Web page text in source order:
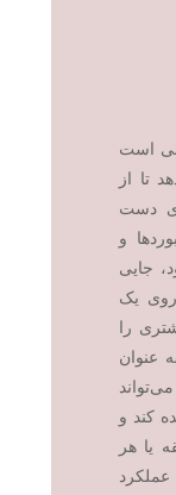
است
تا از
دست
و
جایی
روی یک
را
عنوان
کند و
یا هر